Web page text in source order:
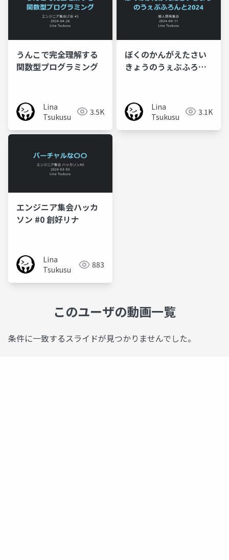
うんこで完全理解する
関数型プログラミング
Lina
Tsukusu
3.5K
ぼくのかんがえたさい
きょうのうぇぶふろん
Lina
Tsukusu
3.1K
エンジニア集会ハッカ
ソン #0 創好リナ
Lina
Tsukusu
883
このユーザの動画一覧
条件に一致するスライドが見つかりませんでした。